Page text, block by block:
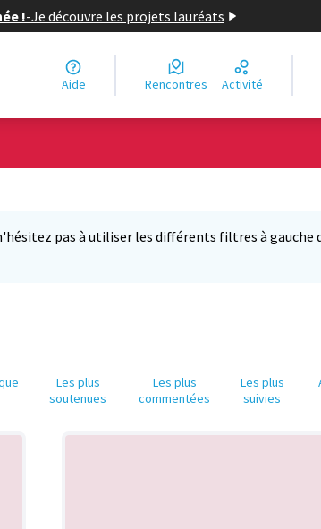
!-Je découvre les projets lauréats
Aide Rencontres Activité
6
pas à utiliser les différents filtres à gauche
Les plus
soutenues
Les plus
commentées
Les plus
suivies